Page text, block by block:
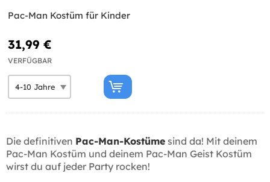
Pac-Man Kostüm für Kinder
31,99 €
VERFÜGBAR
Die definitiven Pac-Man-Kostüme sind da! Mit deinem
Pac-Man Kostüm und deinem Pac-Man Geist Kostüm
wirst du auf jeder Party rocken!